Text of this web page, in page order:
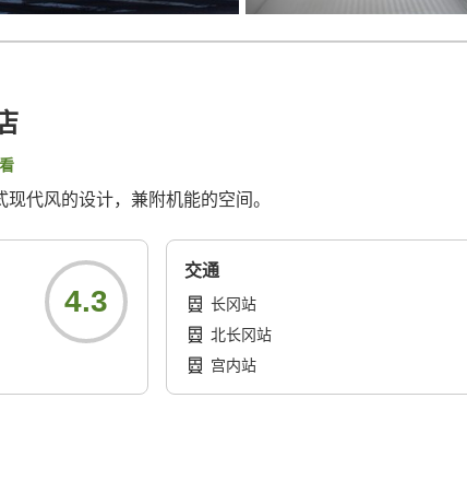
代风的设计，兼附机能的空间。
4.3
交通
长冈站
北长冈站
宫内站